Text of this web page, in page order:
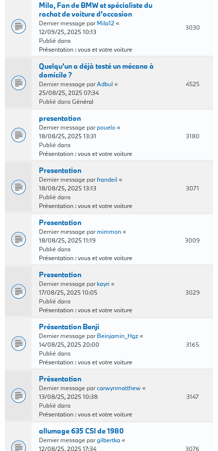
Mila, Fan de BMW et spécialiste du
rachat de voiture d’occasion
Dernier message parMila12 «
12/09/25, 2025 10:13
Publié dans
Présentation : vous et votre voiture
3030
Quelqu’un a déjà testé un mécano à
domicile ?
Dernier message parAdbul «
25/08/25, 2025 07:34
Publié dansGénéral
4525
presentation
Dernier message parpouelo«
18/08/25, 2025 13:31
Publié dans
Présentation : vous et votre voiture
3180
Presentation
Dernier message parfrandeil «
18/08/25, 2025 13:13
Publié dans
Présentation : vous et votre voiture
3071
Presentation
Dernier message parmimmon«
18/08/25, 2025 11:19
Publié dans
Présentation : vous et votre voiture
3009
Presentation
Dernier message parkayri «
17/08/25, 2025 10:05
Publié dans
Présentation : vous et votre voiture
3029
Présentation Benji
Dernier message parBeinjamin_Hgz«
14/08/25, 2025 20:00
Publié dans
Présentation : vous et votre voiture
3165
Présentation
Dernier message parcarwynmatthew«
13/08/25, 2025 10:38
Publié dans
Présentation : vous et votre voiture
3147
allumage 635 CSI de 1980
Dernier message pargilbertka«
12/08/25, 2025 17:34
3076